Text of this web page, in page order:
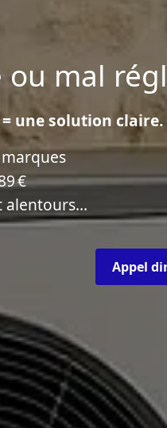
ou mal
= une solution claire.
€
alentours…
Appel